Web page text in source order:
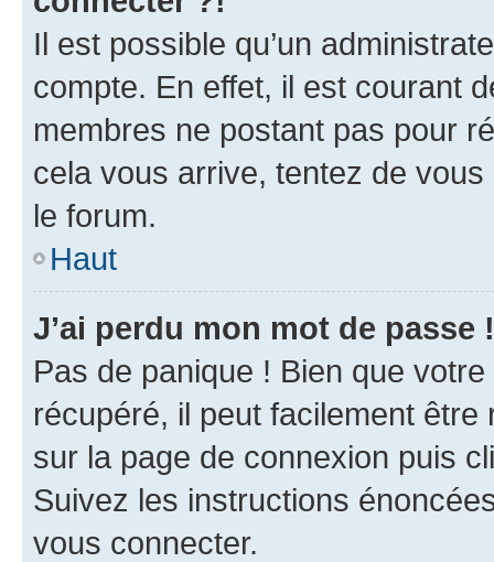
Il est possible qu’un
compte. En effet, il est courant
membres ne postant pas pour
cela vous arrive, tentez de
le forum.
Haut
J’ai perdu mon mot de passe !
Pas de panique ! Bien que
récupéré, il peut facilement
sur la page de connexion puis
Suivez les instructions
vous connecter.